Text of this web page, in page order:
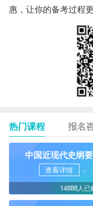
惠，让你的备考过程
热门课程 报名
中国近现代史纲要
查看详情
14888人已